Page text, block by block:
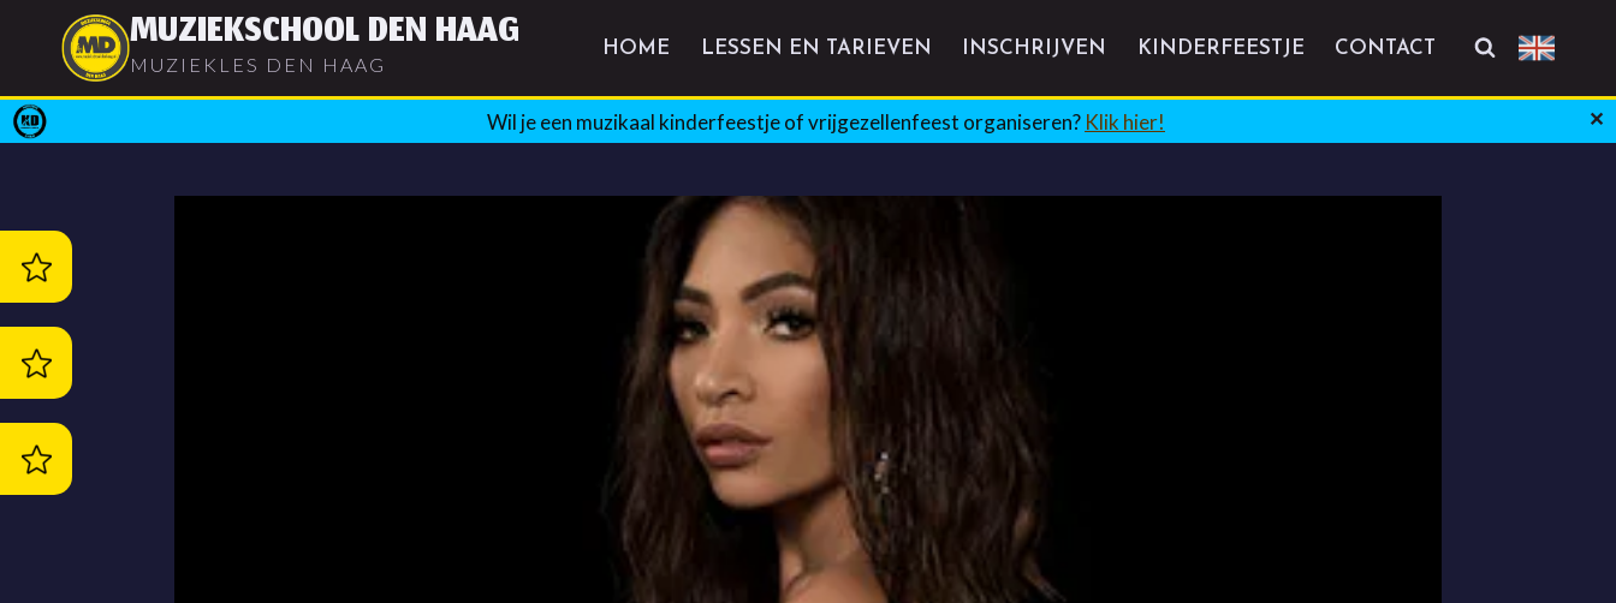
Wil je een muzikaal kinderfeestje of vrijgezellenfeest organiseren? Klik hier! ✕
Doorgaan
MUZIEKSCHOOL DEN HAAG
MUZIEKLES DEN HAAG
HOME LESSEN EN TARIEVEN INSCHRIJVEN KINDERFEESTJE CONTACT